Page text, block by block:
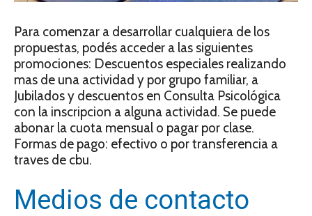
Para comenzar a desarrollar cualquiera de los
propuestas, podés acceder a las siguientes
promociones: Descuentos especiales realizando
mas de una actividad y por grupo familiar, a
Jubilados y descuentos en Consulta Psicológica
con la inscripcion a alguna actividad. Se puede
abonar la cuota mensual o pagar por clase.
Formas de pago: efectivo o por transferencia a
traves de cbu.
Medios de contacto